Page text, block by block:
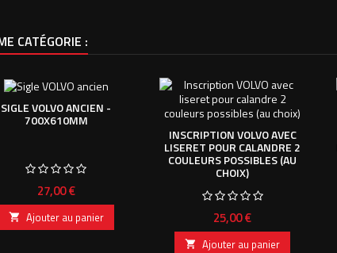
CATÉGORIE :
SIGLE VOLVO ANCIEN -
700X610MM
Prix
27,00 €
 Ajouter au panier
INSCRIPTION VOLVO AVEC
LISERET POUR CALANDRE 2
COULEURS POSSIBLES (AU
CHOIX)
Prix
25,00 €
 Ajouter au panier